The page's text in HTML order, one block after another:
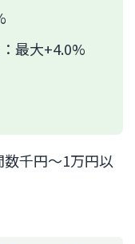
最大+4.0%
千円〜1万円以